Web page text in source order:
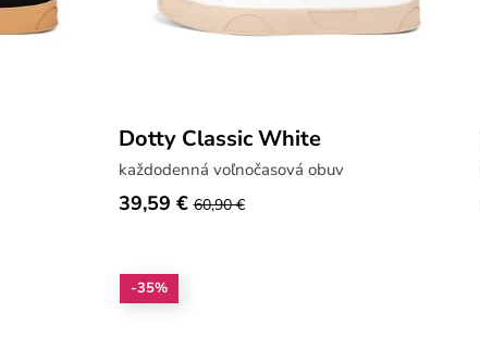
Dotty Classic White
každodenná voľnočasová obuv
39,59 € 60,90 €
-35%